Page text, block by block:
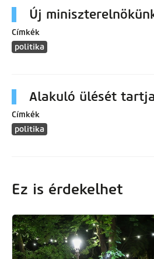
Új
Címkék
politika
Alakuló ülését
Címkék
politika
Ez is érdekelhet